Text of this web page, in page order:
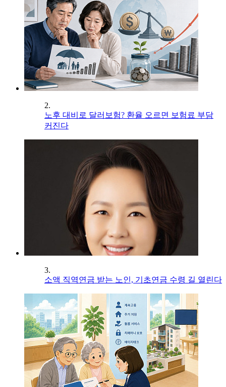
2.
노후 대비로 달러보험? 환율 오르면 보험료 부담
커진다
3.
소액 직역연금 받는 노인, 기초연금 수령 길 열린다